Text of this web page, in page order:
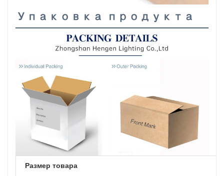
Упаковка продукта
Размер товара